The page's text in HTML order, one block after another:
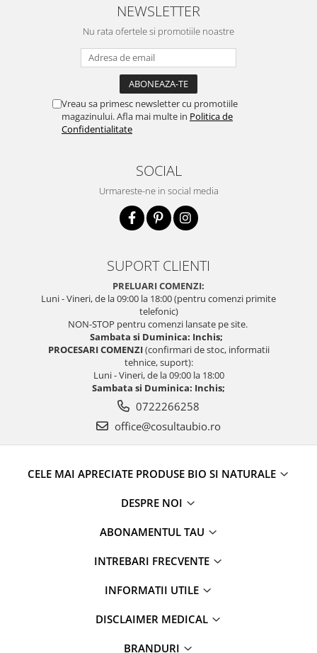
NEWSLETTER
Nu rata ofertele si promotiile noastre
Vreau sa primesc newsletter cu promotiile
magazinului. Afla mai multe in Politica de
Confidentialitate
SOCIAL
Urmareste-ne in social media
SUPORT CLIENTI
PRELUARI COMENZI:
Luni - Vineri, de la 09:00 la 18:00 (pentru comenzi primite
telefonic)
NON-STOP pentru comenzi lansate pe site.
Sambata si Duminica: Inchis;
PROCESARI COMENZI(confirmari de stoc, informatii
tehnice, suport):
Luni - Vineri, de la 09:00 la 18:00
Sambata si Duminica: Inchis;
0722266258
office@cosultaubio.ro
CELE MAI APRECIATE PRODUSE BIO SI NATURALE
DESPRE NOI
ABONAMENTUL TAU
INTREBARI FRECVENTE
INFORMATII UTILE
DISCLAIMER MEDICAL
BRANDURI